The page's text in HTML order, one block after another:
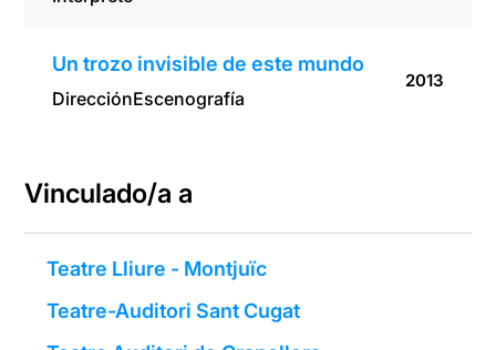
Un trozo invisible de este mundo
DirecciónEscenografía
2013
Vinculado/a a
Teatre Lliure - Montjuïc
Teatre-Auditori Sant Cugat